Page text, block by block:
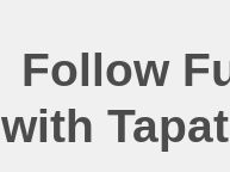
Follow
with